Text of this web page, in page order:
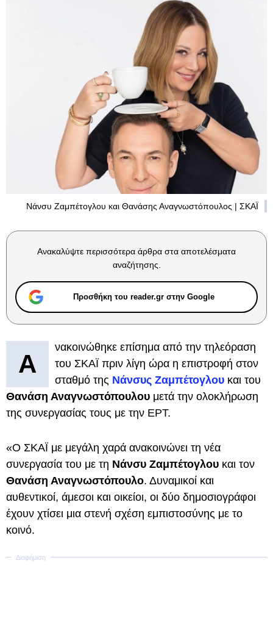
Νάνσυ Ζαμπέτογλου και Θανάσης Αναγνωστόπουλος | ΣΚΑΪ
Ανακαλύψτε περισσότερα άρθρα στα αποτελέσματα
αναζήτησης.
Προσθήκη του reader.gr στην Google
Α
νακοινώθηκε επίσημα από την τηλεόραση
του ΣΚΑΪ πριν λίγη ώρα η επιστροφή στον
σταθμό της Νάνσυς Ζαμπέτογλου και του
Θανάση Αναγνωστόπουλου μετά την ολοκλήρωση
της συνεργασίας τους με την ΕΡΤ.
«Ο ΣΚΑΪ με μεγάλη χαρά ανακοινώνει τη νέα
συνεργασία του με τη Νάνσυ Ζαμπέτογλου και τον
Θανάση Αναγνωστόπουλο. Δυναμικοί και
αυθεντικοί, άμεσοι και οικείοι, οι δύο δημοσιογράφοι
έχουν χτίσει μια στενή σχέση εμπιστοσύνης με το
κοινό.